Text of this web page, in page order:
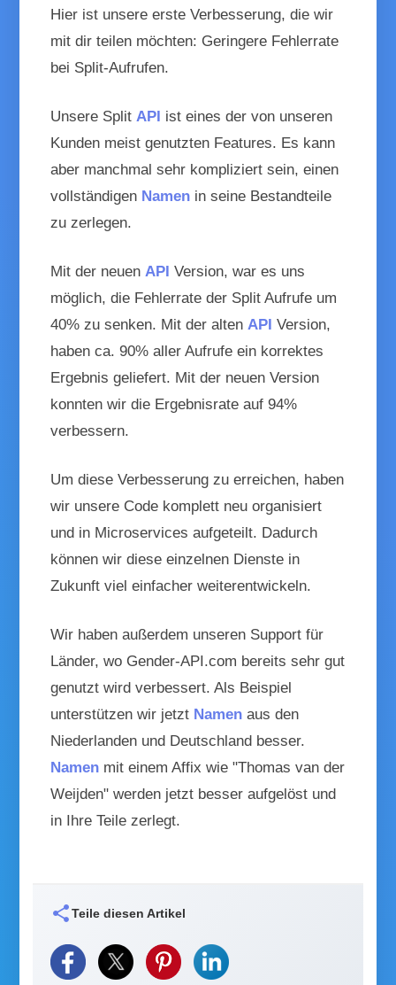
Hier ist unsere erste Verbesserung, die wir
mit dir teilen möchten: Geringere Fehlerrate
bei Split-Aufrufen.
Unsere SplitAPI ist eines der von unseren
Kunden meist genutzten Features. Es kann
aber manchmal sehr kompliziert sein, einen
vollständigen Namen in seine Bestandteile
zu zerlegen.
Mit der neuenAPI Version, war es uns
möglich, die Fehlerrate der Split Aufrufe um
40% zu senken. Mit der altenAPI Version,
haben ca. 90% aller Aufrufe ein korrektes
Ergebnis geliefert. Mit der neuen Version
konnten wir die Ergebnisrate auf 94%
verbessern.
Um diese Verbesserung zu erreichen, haben
wir unsere Code komplett neu organisiert
und in Microservices aufgeteilt. Dadurch
können wir diese einzelnen Dienste in
Zukunft viel einfacher weiterentwickeln.
Wir haben außerdem unseren Support für
Länder, wo Gender-API.com bereits sehr gut
genutzt wird verbessert. Als Beispiel
unterstützen wir jetzt Namen aus den
Niederlanden und Deutschland besser.
Namen mit einem Affix wie "Thomas van der
Weijden" werden jetzt besser aufgelöst und
in Ihre Teile zerlegt.
shareTeile diesen Artikel